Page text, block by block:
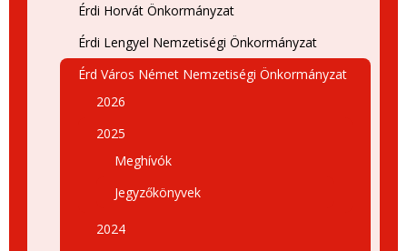
Érdi Horvát Önkormányzat
Érdi Lengyel Nemzetiségi Önkormányzat
Érd Város Német Nemzetiségi Önkormányzat
2026
2025
Meghívók
Jegyzőkönyvek
2024